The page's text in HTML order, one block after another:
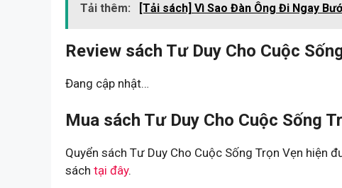
Tải thêm: [Tải sách] Vì Sao Đàn Ông Đi Ngay
Review sách Tư Duy Cho Cuộc
Đang cập nhật…
Mua sách Tư Duy Cho Cuộc Sống
Quyển sách Tư Duy Cho Cuộc Sống Trọn Vẹn
sách tại đây.